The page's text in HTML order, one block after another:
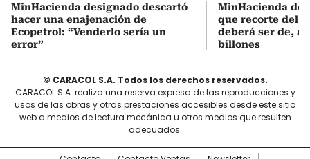
MinHacienda designado descartó
hacer una enajenación de
Ecopetrol: “Venderlo sería un
error”
MinHacienda
que recorte del
deberá ser de, al
billones
© CARACOL S.A. Todos los derechos reservados.
CARACOL S.A. realiza una reserva expresa de las reproducciones y
usos de las obras y otras prestaciones accesibles desde este sitio
web a medios de lectura mecánica u otros medios que resulten
adecuados.